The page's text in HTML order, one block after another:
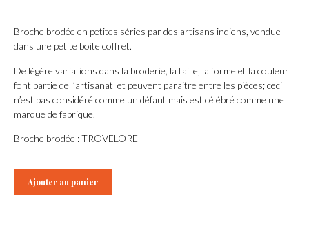
Broche brodée en petites séries par des artisans indiens, vendue
dans une petite boite coffret.
De légère variations dans la broderie, la taille, la forme et la couleur
font partie de l’artisanat et peuvent paraitre entre les pièces; ceci
n’est pas considéré comme un défaut mais est célébré comme une
marque de fabrique.
Broche brodée : TROVELORE
Ajouter au panier